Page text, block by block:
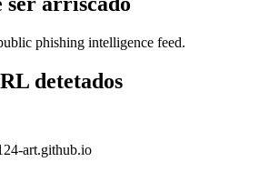
phishing intelligence feed.
detetados
art.github.io